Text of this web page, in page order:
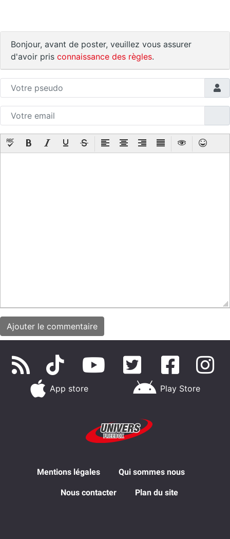
Bonjour, avant de poster, veuillez vous assurer
d'avoir pris connaissance des règles.
App store Play Store
Mentions légales Qui sommes nous
Nous contacter Plan du site